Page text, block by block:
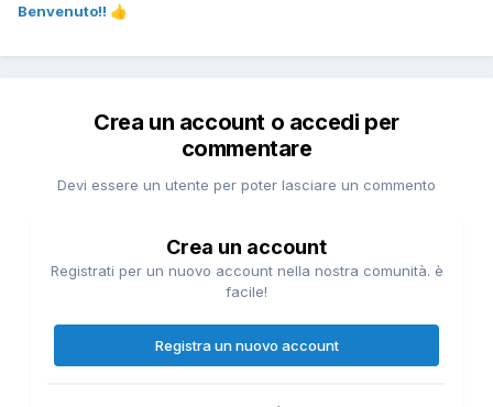
Benvenuto!! 👍
Crea un account o accedi per
commentare
Devi essere un utente per poter lasciare un commento
Crea un account
Registrati per un nuovo account nella nostra comunità. è
facile!
Registra un nuovo account